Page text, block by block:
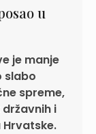
u
je manje
slabo
spreme,
i
Hrvatske.